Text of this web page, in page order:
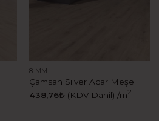
8 MM
Çamsan Silver Acar Meşe
438,76₺ (KDV Dahil) /m2